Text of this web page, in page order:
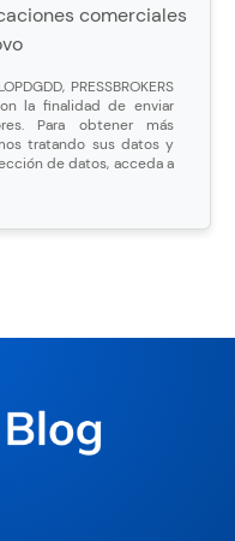
comerciales
PRESSBROKERS
la finalidad de enviar
Para obtener más
tratando sus datos y
de datos, acceda a